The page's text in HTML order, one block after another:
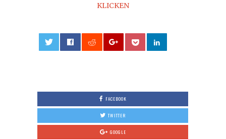
KLICKEN
FACEBOOK
TWITTER
GOOGLE